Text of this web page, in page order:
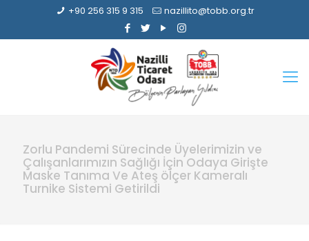
+90 256 315 9 315 nazillito@tobb.org.tr
Zorlu Pandemi Sürecinde Üyelerimizin ve
Çalışanlarımızın Sağlığı İçin Odaya Girişte
Maske Tanıma Ve Ateş ölçer Kameralı
Turnike Sistemi Getirildi